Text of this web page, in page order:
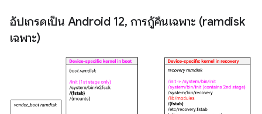
อัปเกรดเป็น Android 12, การกู้คืนเฉพาะ (ramdisk
เฉพาะ)